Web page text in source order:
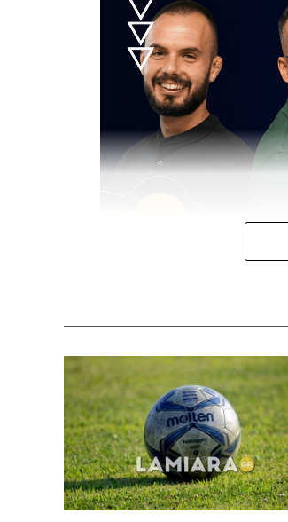
Marriottη κλήρωση της
την αγωνιστική περίοδο
Φθιώτιδας που θα μπουν
Στην κληρωτίδα θα
οποίοι έχουν
Φωκίδα και την Ευρυτανία.